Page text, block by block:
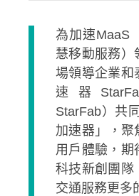
為加速MaaS
慧移動服務）
場領導企業和
速器
StarFab）共
加速器」，聚
用戶體驗，期
科技新創團隊
交通服務更多